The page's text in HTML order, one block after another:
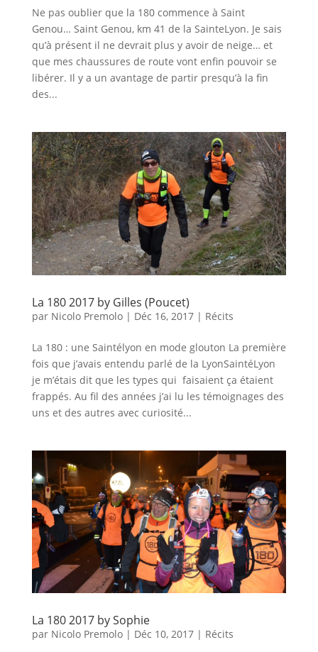
Ne pas oublier que la 180 commence à Saint
Genou… Saint Genou, km 41 de la SainteLyon. Je sais
qu’à présent il ne devrait plus y avoir de neige… et
que mes chaussures de route vont enfin pouvoir se
libérer. Il y a un avantage de partir presqu’à la fin
des...
La 180 2017 by Gilles (Poucet)
par Nicolo Premolo| Déc 16, 2017| Récits
La 180 : une Saintélyon en mode glouton La première
fois que j’avais entendu parlé de la LyonSaintéLyon
je m’étais dit que les types qui faisaient ça étaient
frappés. Au fil des années j’ai lu les témoignages des
uns et des autres avec curiosité...
La 180 2017 by Sophie
par Nicolo Premolo| Déc 10, 2017| Récits